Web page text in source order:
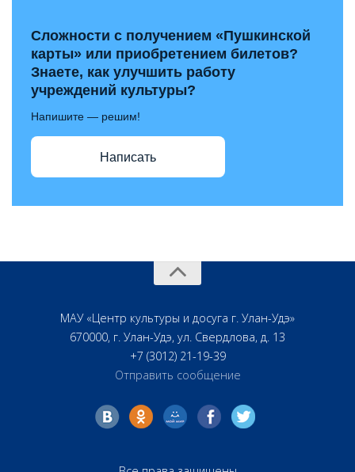
Сложности с получением «Пушкинской
карты» или приобретением билетов?
Знаете, как улучшить работу
учреждений культуры?
Напишите — решим!
Написать
МАУ «Центр культуры и досуга г. Улан-Удэ»
670000, г. Улан-Удэ, ул. Свердлова, д. 13
+7 (3012) 21-19-39
Отправить сообщение